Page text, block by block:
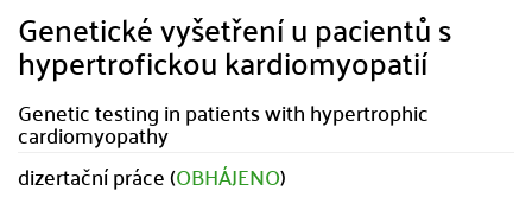
Genetické vyšetření u pacientů s
hypertrofickou kardiomyopatií
Genetic testing in patients with hypertrophic
cardiomyopathy
dizertační práce (OBHÁJENO)